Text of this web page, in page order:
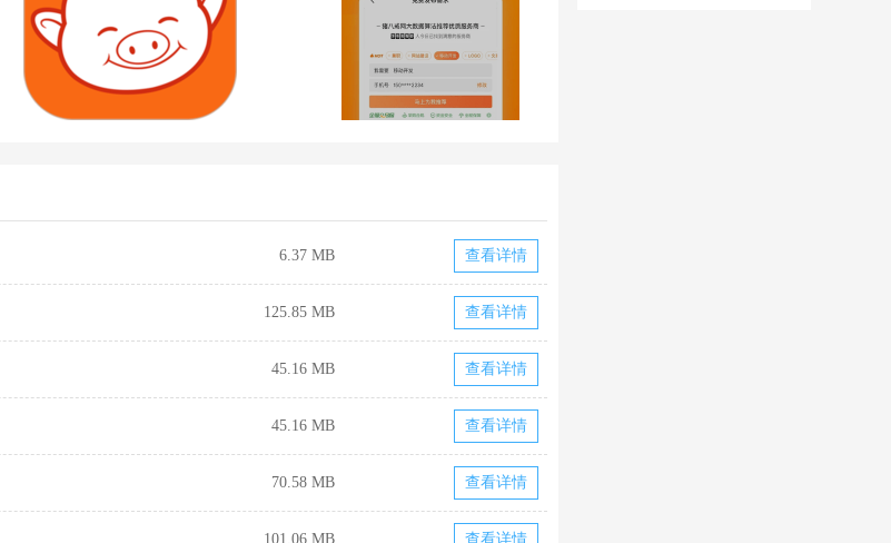
6.37 MB 查看详情
125.85 MB 查看详情
45.16 MB 查看详情
45.16 MB 查看详情
70.58 MB 查看详情
101.06 MB 查看详情